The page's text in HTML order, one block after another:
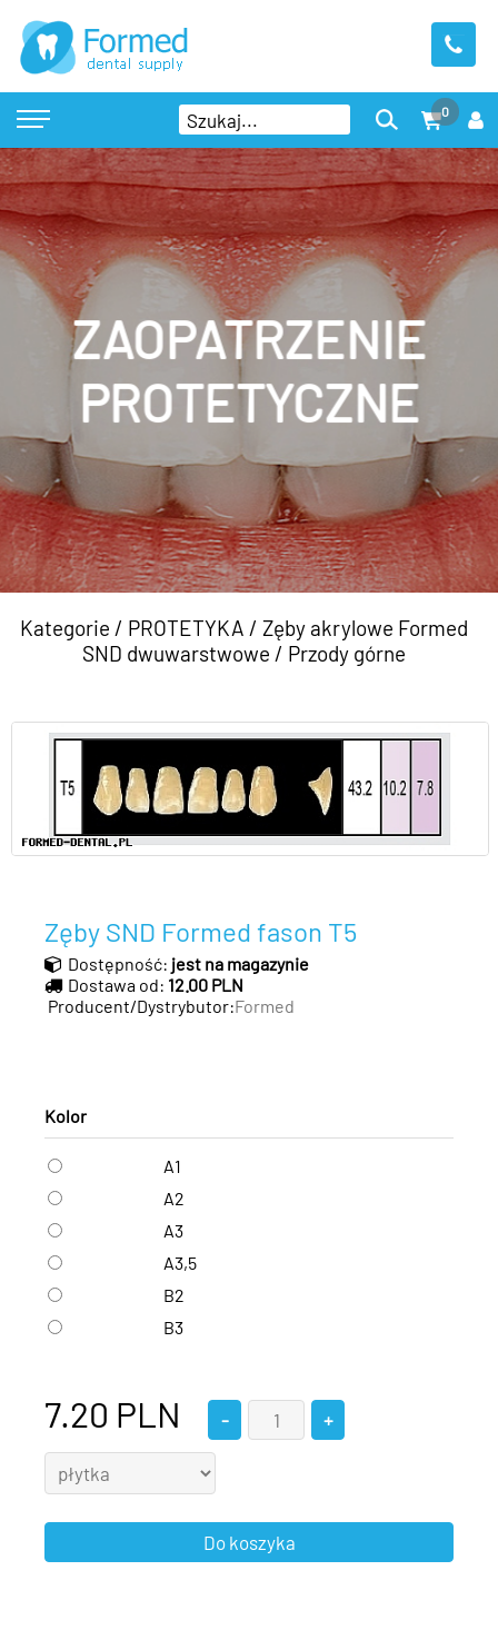
0
ZAOPATRZENIE
PROTETYCZNE
Kategorie / PROTETYKA / Zęby akrylowe Formed
SND dwuwarstwowe / Przody górne
Zęby SND Formed fason T5
Dostępność: jest na magazynie
Dostawa od: 12.00 PLN
Producent/Dystrybutor:Formed
Kolor
A1
A2
A3
A3,5
B2
B3
7.20 PLN